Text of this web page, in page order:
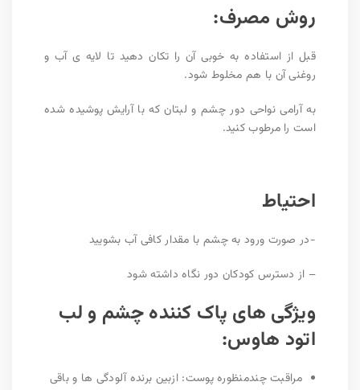
روش مصرف:
قبل از استفاده به خوبی آن را تکان دهید تا لایه ی آب و
روغنی آن با هم مخلوط شود.
به آرامی نواحی دور چشم و لبتان که با آرایش پوشیده شده
است را مرطوب کنید.
احتیاط
-در صورت ورود به چشم با مقدار کافی آب بشویید
– از دسترس کودکان دور نگاه داشته شود
ویژگی های پاک کننده چشم و لب
اتود هاوس:
مراقبت چندمنظوره پوست: ازبین برنده آلودگی ها و باقی